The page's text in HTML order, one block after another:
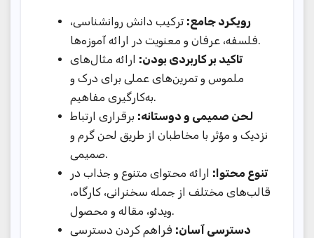
رویکرد جامع: ترکیب دانش روانشناسی،
فلسفه، عرفان و معنویت در ارائه آموزه‌ها.
تاکید بر کاربردی بودن: ارائه مثال‌های
ملموس و تمرین‌های عملی برای درک و
به‌کارگیری مفاهیم.
لحن صمیمی و دوستانه: برقراری ارتباط
نزدیک و مؤثر با مخاطبان از طریق لحن گرم و
صمیمی.
تنوع محتوا: ارائه محتوای متنوع و جذاب در
قالب‌های مختلف از جمله سخنرانی، کارگاه،
ویدئو، مقاله و محصول.
دسترسی آسان: فراهم کردن دسترسی